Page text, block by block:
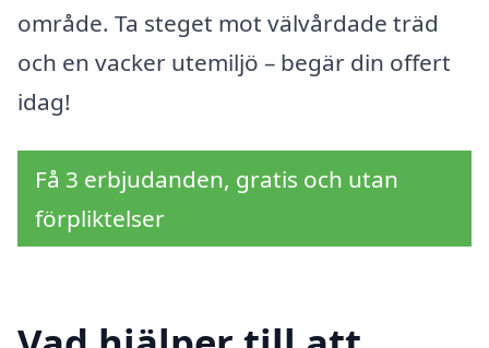
område. Ta steget mot välvårdade träd
och en vacker utemiljö – begär din offert
idag!
Få 3 erbjudanden, gratis och utan
förpliktelser